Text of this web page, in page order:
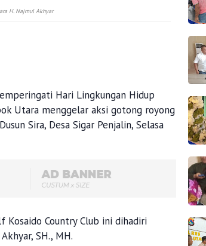
H. Najmul Akhyar
Hari Lingkungan Hidup
Utara menggelar aksi gotong royong
Sira, Desa Sigar Penjalin, Selasa
Kosaido Country Club ini dihadiri
SH., MH.